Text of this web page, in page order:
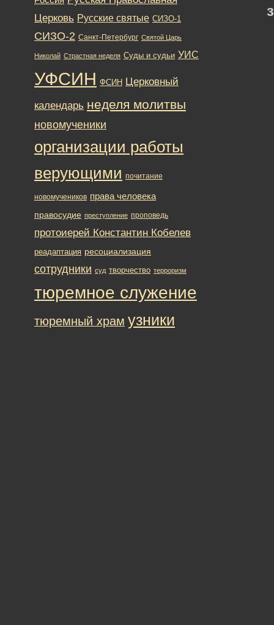
Церковь Русские святые СИЗО-1
СИЗО-2 Санкт-Петербург Святой Царь
Николай Страстная неделя Суды и судьи УИС
УФСИН ФСИН Церковный
календарь неделя молитвы
новомученики
организации работы
верующими почитание
новомучеников права человека
правосудие преступление проповедь
протоиерей Константин Кобелев
реадаптация ресоциализация
сотрудники суд творчество терроризм
тюремное служение
тюремный храм узники